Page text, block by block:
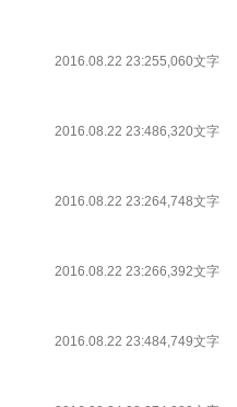
2016.08.22 23:255,060文字
2016.08.22 23:486,320文字
2016.08.22 23:264,748文字
2016.08.22 23:266,392文字
2016.08.22 23:484,749文字